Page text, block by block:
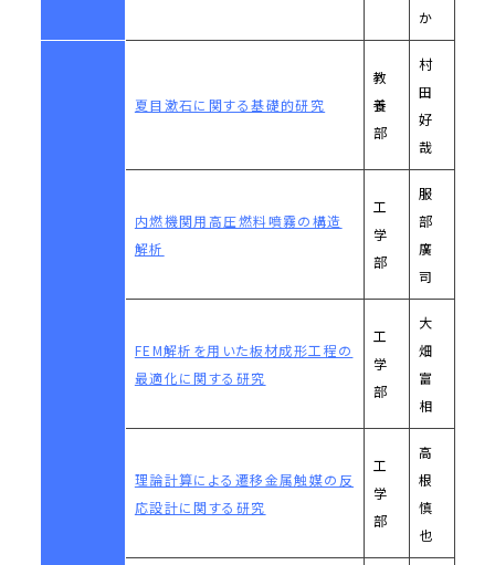
か
夏目漱石に関する基礎的研究
教
養
部
村
田
好
哉
内燃機関用高圧燃料噴霧の構造
解析
工
学
部
服
部
廣
司
FEM解析を用いた板材成形工程の
最適化に関する研究
工
学
部
大
畑
富
相
理論計算による遷移金属触媒の反
応設計に関する研究
工
学
部
高
根
慎
也